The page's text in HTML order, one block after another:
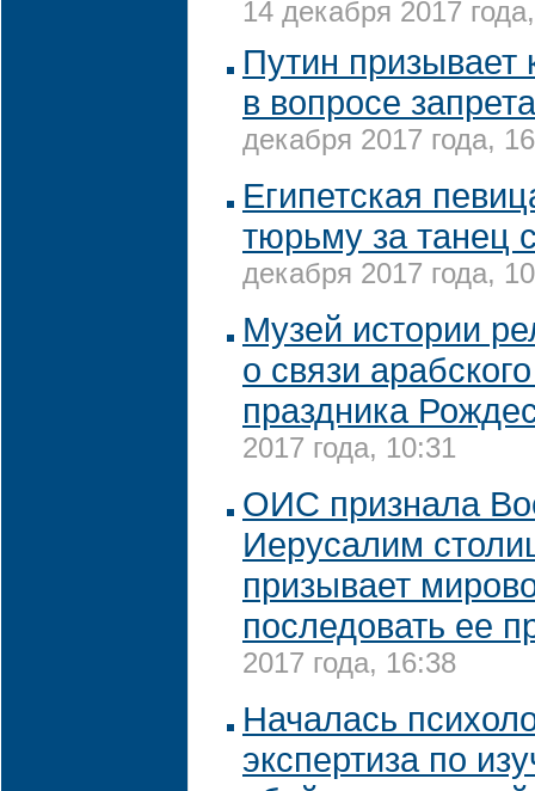
14 декабря 2017
Путин призывает
в вопросе
декабря 2017 года,
Египетская
тюрьму за танец
декабря 2017 года,
Музей истории
о связи
праздника
2017 года, 10:31
ОИС признала
Иерусалим
призывает
последовать ее
2017 года, 16:38
Началась
экспертиза по